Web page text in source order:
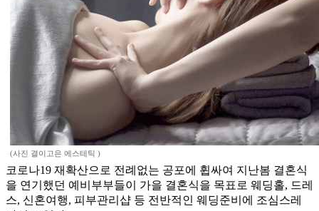
(사진 결이고은 에스테틱 )
코로나19 재확산으로 전례없는 공포에 휩싸여 지난봄 결혼식
을 연기했던 예비부부들이 가을 결혼식을 목표로 웨딩홀, 드레
스, 신혼여행, 피부관리샵 등 전반적인 웨딩준비에 조심스레